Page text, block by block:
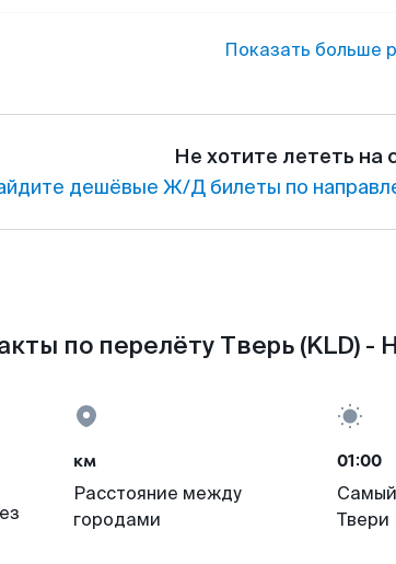
Показать больше
Не хотите лететь на
дешёвые Ж/Д билеты по
по перелёту Тверь (KLD)
км
Расстояние между
городами
01:00
Твери